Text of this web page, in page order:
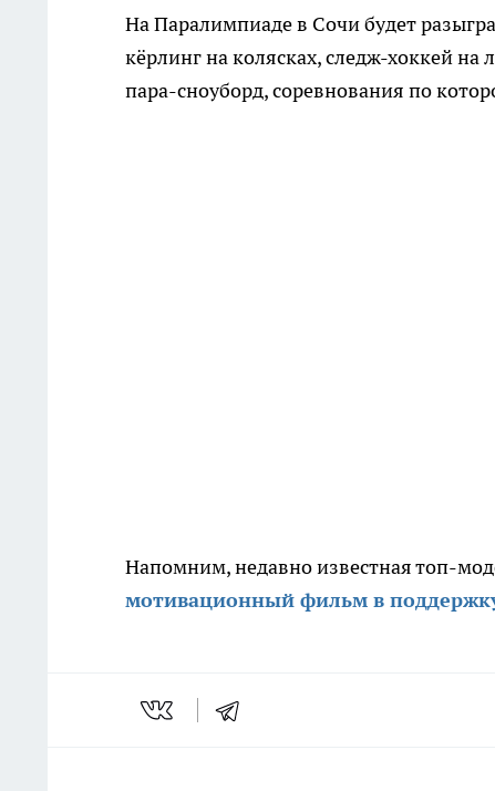
На Паралимпиаде в Сочи будет
кёрлинг на колясках, следж-хоккей
пара-сноуборд, соревнования по
Напомним, недавно известная топ-
мотивационный фильм в